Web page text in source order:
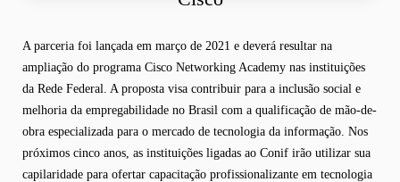
A parceria foi lançada em março de 2021 e deverá resultar na
ampliação do programa Cisco Networking Academy nas instituições
da Rede Federal. A proposta visa contribuir para a inclusão social e
melhoria da empregabilidade no Brasil com a qualificação de mão-de-
obra especializada para o mercado de tecnologia da informação. Nos
próximos cinco anos, as instituições ligadas ao Conif irão utilizar sua
capilaridade para ofertar capacitação profissionalizante em tecnologia